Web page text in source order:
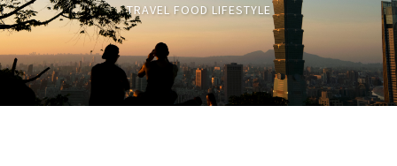
TRAVEL FOOD LIFESTYLE